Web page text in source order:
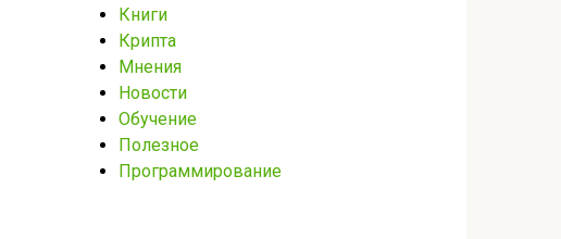
Книги
Крипта
Мнения
Новости
Обучение
Полезное
Программирование